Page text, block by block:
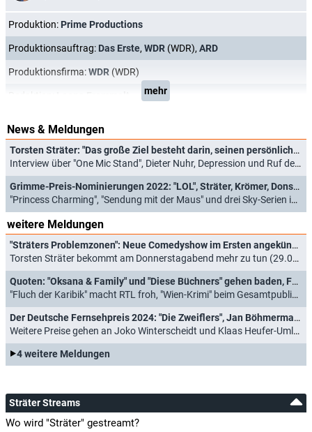
Produktion: Prime Productions
Produktionsauftrag: Das Erste, WDR (WDR), ARD
Produktionsfirma:WDR (WDR)
mehr
News & Meldungen
Torsten Sträter: "Das große Ziel besteht darin, seinen persönlichen Karriereabstieg zu verlangsamen"
Interview über "One Mic Stand", Dieter Nuhr, Depression und Ruf der deutschen Comedy (14.07.2022)
Grimme-Preis-Nominierungen 2022: "LOL", Sträter, Krömer, Donskoy und "Wer stiehlt mir die Show?"
"Princess Charming", "Sendung mit der Maus" und drei Sky-Serien im Rennen (24.02.2022)
weitere Meldungen
"Sträters Problemzonen": Neue Comedyshow im Ersten angekündigt
Torsten Sträter bekommt am Donnerstagabend mehr zu tun (29.07.2025)
Quoten: "Oksana & Family" und "Diese Büchners" gehen baden, Fußballerinnen dominieren bei Jüngeren
"Fluch der Karibik" macht RTL froh, "Wien-Krimi" beim Gesamtpublikum vorn (11.07.2025)
Der Deutsche Fernsehpreis 2024: "Die Zweiflers", Jan Böhmermann, "Die Discounter" und "Die Verräter" ausgezeichnet
Weitere Preise gehen an Joko Winterscheidt und Klaas Heufer-Umlauf (25.09.2024)
4 weitere Meldungen
Sträter Streams
Wo wird "Sträter" gestreamt?